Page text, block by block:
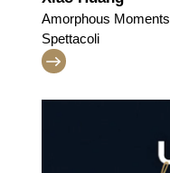
Amorphous Moments
Spettacoli